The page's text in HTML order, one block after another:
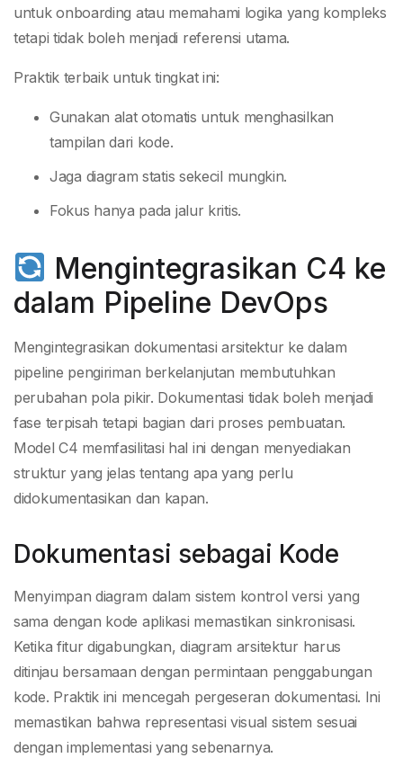
untuk onboarding atau memahami logika yang kompleks
tetapi tidak boleh menjadi referensi utama.
Praktik terbaik untuk tingkat ini:
Gunakan alat otomatis untuk menghasilkan
tampilan dari kode.
Jaga diagram statis sekecil mungkin.
Fokus hanya pada jalur kritis.
Mengintegrasikan C4 ke
dalam Pipeline DevOps
Mengintegrasikan dokumentasi arsitektur ke dalam
pipeline pengiriman berkelanjutan membutuhkan
perubahan pola pikir. Dokumentasi tidak boleh menjadi
fase terpisah tetapi bagian dari proses pembuatan.
Model C4 memfasilitasi hal ini dengan menyediakan
struktur yang jelas tentang apa yang perlu
didokumentasikan dan kapan.
Dokumentasi sebagai Kode
Menyimpan diagram dalam sistem kontrol versi yang
sama dengan kode aplikasi memastikan sinkronisasi.
Ketika fitur digabungkan, diagram arsitektur harus
ditinjau bersamaan dengan permintaan penggabungan
kode. Praktik ini mencegah pergeseran dokumentasi. Ini
memastikan bahwa representasi visual sistem sesuai
dengan implementasi yang sebenarnya.